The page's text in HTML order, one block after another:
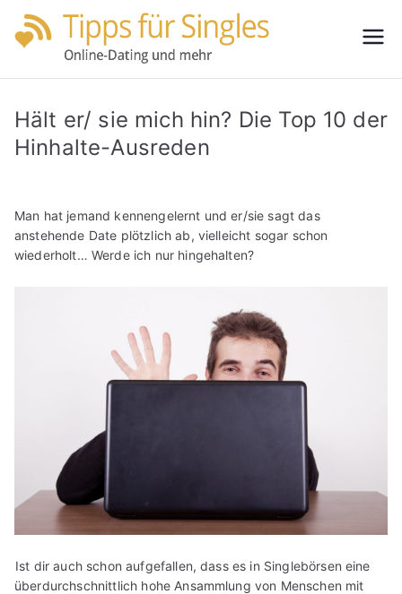
Zum
Inhalt
für
s
Hält er/ sie mich hin? Die Top 10 der
Hinhalte-Ausreden
Man hat jemand kennengelernt und er/sie sagt das
anstehende Date plötzlich ab, vielleicht sogar schon
wiederholt… Werde ich nur hingehalten?
Ist dir auch schon aufgefallen, dass es in Singlebörsen eine
überdurchschnittlich hohe Ansammlung von Menschen mit